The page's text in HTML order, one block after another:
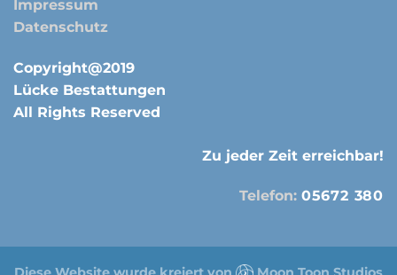
Impressum
Datenschutz
Copyright@2019
Lücke Bestattungen
All Rights Reserved
Zu jeder Zeit erreichbar!
Telefon: 05672 380